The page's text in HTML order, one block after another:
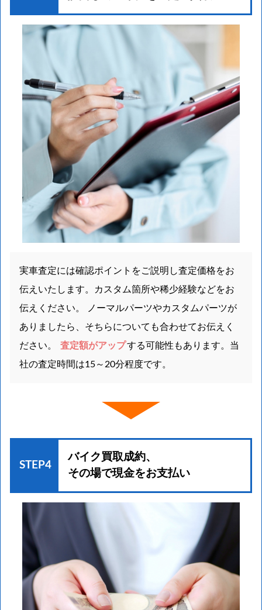
実車査定には確認ポイントをご説明し査定価格をお
伝えいたします。カスタム箇所や稀少経験などをお
伝えください。 ノーマルパーツやカスタムパーツが
ありましたら、そちらについても合わせてお伝えく
ださい。
査定額がアップする可能性もあります。当
社の査定時間は15～20分程度です。
STEP4
バイク買取成約、
その場で現金をお支払い